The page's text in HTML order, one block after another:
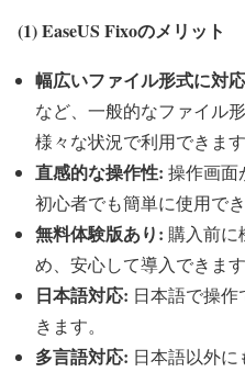
(1) EaseUS Fixoのメリット
幅広いファイル形式に対
など、一般的なファイル
様々な状況で利用できます
直感的な操作性: 操作画面
初心者でも簡単に使用でき
無料体験版あり: 購入前に
め、安心して導入できます
日本語対応: 日本語で操
きます。
多言語対応: 日本語以外